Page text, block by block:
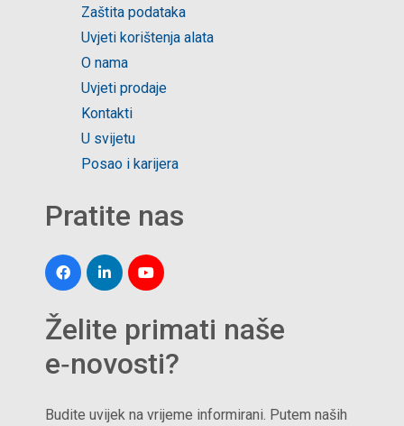
Zaštita podataka
Uvjeti korištenja alata
O nama
Uvjeti prodaje
Kontakti
U svijetu
Posao i karijera
Pratite nas
Želite primati naše
e‑novosti?
Budite uvijek na vrijeme informirani. Putem naših